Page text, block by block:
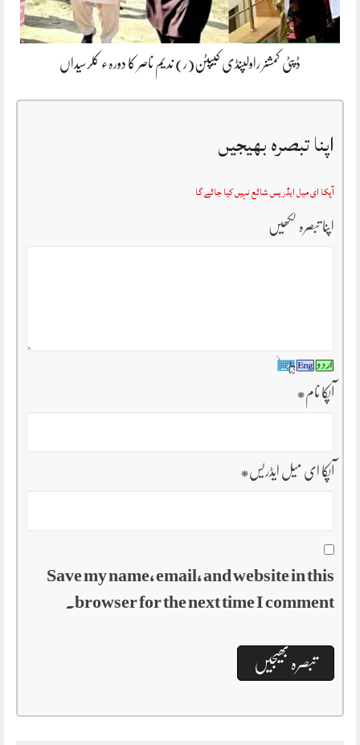
ڈپٹی کمشنر راولپنڈی کیپٹن(ر) ندیم ناصر کا دورہء کلرسیداں
اپنا تبصرہ بھیجیں
آپکا ای میل ایڈریس شائع نہیں کیا جائے گا
اپنا تبصرہ لکھیں
آپکا نام*
آپکا ای میل ایڈریس*
Save my name, email, and website in this
browser for the next time I comment.